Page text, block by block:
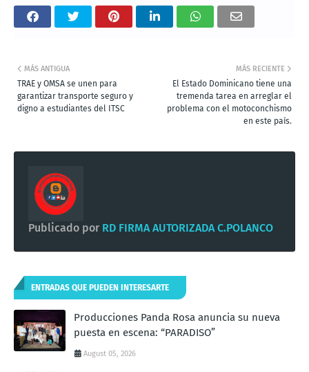
MÁS RECIENTE
El Estado Dominicano tiene una
tremenda tarea en arreglar el
problema con el motoconchismo
en este país.
MÁS ANTIGUA
TRAE y OMSA se unen para
garantizar transporte seguro y
digno a estudiantes del ITSC
Publicado por RD FIRMA AUTORIZADA C.POLANCO
ENTRADAS QUE PUEDEN INTERESARTE
Producciones Panda Rosa anuncia su nueva
puesta en escena: “PARADISO”
August 05, 2026